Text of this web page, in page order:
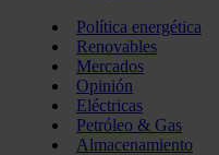
Política energética
Renovables
Mercados
Opinión
Eléctricas
Petróleo & Gas
Almacenamiento